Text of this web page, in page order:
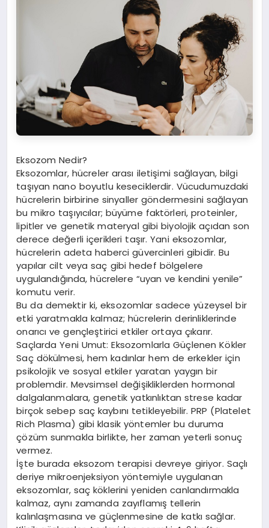
Eksozom Nedir?
Eksozomlar, hücreler arası iletişimi sağlayan, bilgi
taşıyan nano boyutlu keseciklerdir. Vücudumuzdaki
hücrelerin birbirine sinyaller göndermesini sağlayan
bu mikro taşıyıcılar; büyüme faktörleri, proteinler,
lipitler ve genetik materyal gibi biyolojik açıdan son
derece değerli içerikleri taşır. Yani eksozomlar,
hücrelerin adeta haberci güvercinleri gibidir. Bu
yapılar cilt veya saç gibi hedef bölgelere
uygulandığında, hücrelere “uyan ve kendini yenile”
komutu verir.
Bu da demektir ki, eksozomlar sadece yüzeysel bir
etki yaratmakla kalmaz; hücrelerin derinliklerinde
onarıcı ve gençleştirici etkiler ortaya çıkarır.
Saçlarda Yeni Umut: Eksozomlarla Güçlenen Kökler
Saç dökülmesi, hem kadınlar hem de erkekler için
psikolojik ve sosyal etkiler yaratan yaygın bir
problemdir. Mevsimsel değişikliklerden hormonal
dalgalanmalara, genetik yatkınlıktan strese kadar
birçok sebep saç kaybını tetikleyebilir. PRP (Platelet
Rich Plasma) gibi klasik yöntemler bu duruma
çözüm sunmakla birlikte, her zaman yeterli sonuç
vermez.
İşte burada eksozom terapisi devreye giriyor. Saçlı
deriye mikroenjeksiyon yöntemiyle uygulanan
eksozomlar, saç köklerini yeniden canlandırmakla
kalmaz, aynı zamanda zayıflamış tellerin
kalınlaşmasına ve güçlenmesine de katkı sağlar.